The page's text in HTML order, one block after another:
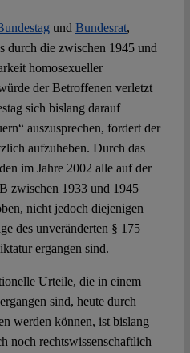
und Bundesrat,
durch die zwischen 1945 und
homosexueller
der Betroffenen verletzt
sich bislang darauf
auszusprechen, fordert der
aufzuheben. Durch das
im Jahre 2002 alle auf der
zwischen 1933 und 1945
nicht jedoch diejenigen
des unveränderten § 175
ergangen sind.
Urteile, die in einem
sind, heute durch
werden können, ist bislang
noch rechtswissenschaftlich